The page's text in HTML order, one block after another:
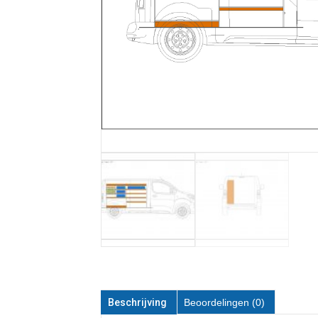
Beschrijving Beoordelingen (0)